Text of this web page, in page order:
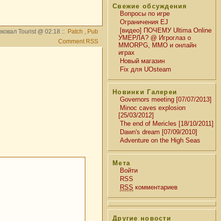
Свежие обсуждения
Вопросы по игре
Ограничения EJ
[видео] ПОЧЕМУ Ultima Online
УМЕРЛА? @ Игроглаз о
MMORPG, MMO и онлайн
играх
Новый магазин
Fix для UOsteam
Новинки Галереи
Governors meeting [07/07/2013]
Minoc caves explosion
[25/03/2012]
The end of Mericles [18/10/2011]
Dawn's dream [07/09/2010]
Adventure on the High Seas
Мета
Войти
RSS
RSS комментариев
Другие новости
Tourist @ 02:18 :: Patch
Pub
Comment RSS